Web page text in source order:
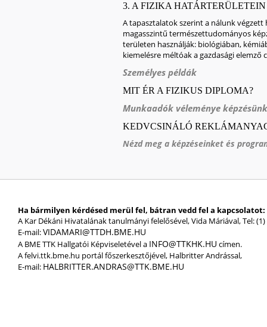
3. A FIZIKA HATÁRTERÜLETEIN
A tapasztalatok szerint a nálunk
magasszintű természettudományos
területen használják: biológiában,
kiemelésre méltóak a gazdasági
Személyes példák
MIT ÉR A FIZIKUS DIPLOMA?
Munkaadók véleménye
KEDVCSINÁLÓ
Nézd meg a képzéseinket és
Ha bármilyen kérdésed merül fel, bátran vedd fel a kapcsolatot:
A Kar Dékáni Hivatalának tanulmányi felelősével, Vida Máriával, Tel: (1)
E-mail:VIDAMARI@TTDH.BME.HU
A BME TTK Hallgatói Képviseletével a INFO@TTKHK.HU címen.
A felvi.ttk.bme.hu portál főszerkesztőjével, Halbritter Andrással,
E-mail: HALBRITTER.ANDRAS@TTK.BME.HU